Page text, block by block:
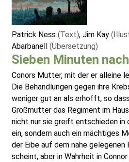
Patrick Ness (Text), Jim Kay
Abarbanell (Übersetzung)
Sieben Minuten
Conors Mutter, mit der er alleine
Die Behandlungen gegen ihre
weniger gut an als erhofft, so
Großmutter das Regiment im
nicht nur sie greift entschieden in
ein, sondern auch ein mächtiges
der Eibe auf dem nahe
scheint, aber in Wahrheit in